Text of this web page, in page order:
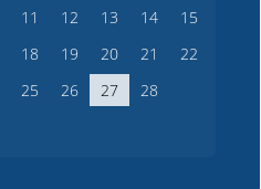
11 12 13 14
15
18 19 20 21
22
25 26 27
28